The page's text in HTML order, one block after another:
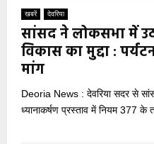
खबरें देवरिया
सांसद ने लोकसभा में
विकास का मुद्दा :
मांग
Deoria News : देवरिया सदर से
ध्यानाकर्षण प्रस्ताव में नियम 377 के